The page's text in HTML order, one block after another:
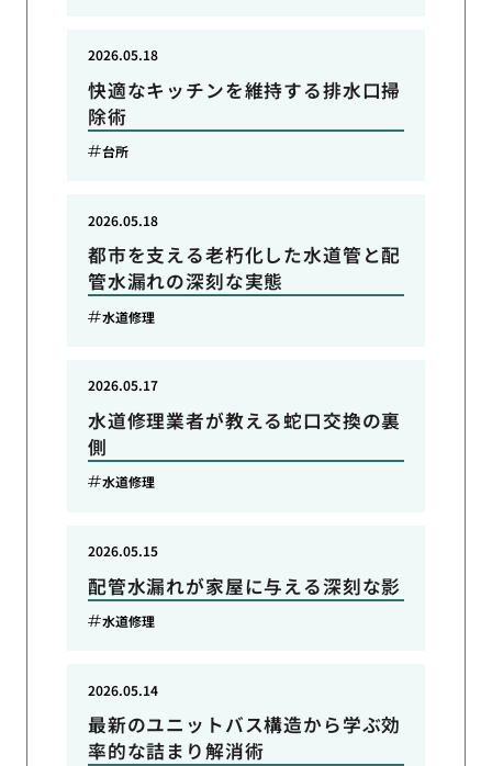
快適なキッチンを維持する排水口掃
除術
2026.05.18
台所
都市を支える老朽化した水道管と配
管水漏れの深刻な実態
2026.05.18
水道修理
水道修理業者が教える蛇口交換の裏
側
2026.05.17
水道修理
配管水漏れが家屋に与える深刻な影
2026.05.15
水道修理
最新のユニットバス構造から学ぶ効
率的な詰まり解消術
2026.05.14